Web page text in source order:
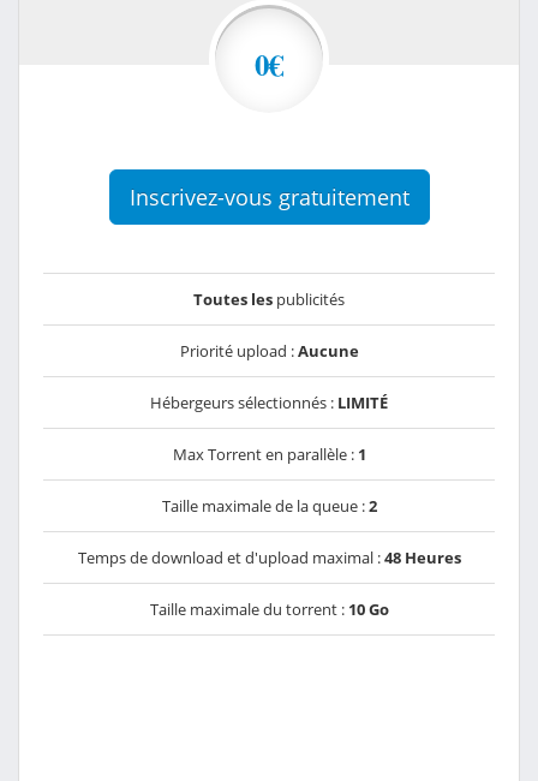
0€
Inscrivez-vous gratuitement
Toutes les publicités
Priorité upload :Aucune
Hébergeurs sélectionnés : LIMITÉ
Max Torrent en parallèle : 1
Taille maximale de la queue :2
Temps de download et d'upload maximal :48 Heures
Taille maximale du torrent : 10 Go